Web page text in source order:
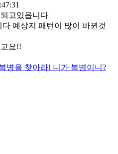
고있읍니다
예상지 패턴이 많이 바뀐것
요!!
병을 찾아라! 니가 복병이니?